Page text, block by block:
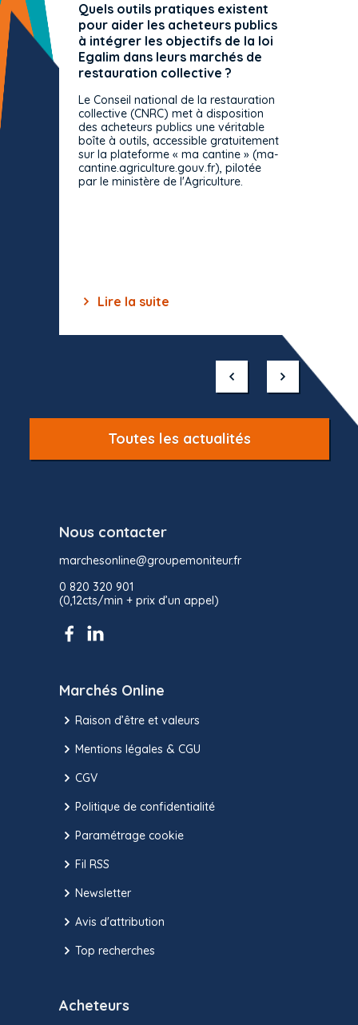
Quels outils pratiques existent
pour aider les acheteurs publics
à intégrer les objectifs de la loi
Egalim dans leurs marchés de
restauration collective ?
Le Conseil national de la restauration
collective (CNRC) met à disposition
des acheteurs publics une véritable
boîte à outils, accessible gratuitement
sur la plateforme « ma cantine » (ma-
cantine.agriculture.gouv.fr), pilotée
par le ministère de l'Agriculture.
Lire la suite
Toutes les actualités
Nous contacter
marchesonline@groupemoniteur.fr
0 820 320 901
(0,12cts/min + prix d’un appel)
Marchés Online
Raison d’être et valeurs
Mentions légales & CGU
CGV
Politique de confidentialité
Paramétrage cookie
Fil RSS
Newsletter
Avis d'attribution
Top recherches
Acheteurs